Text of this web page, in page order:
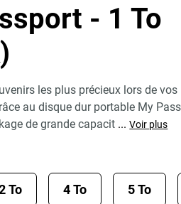
- 1 To
les plus précieux lors de vos
au disque dur portable My
de grande capacit ... Voir plus
To 4 To 5 To